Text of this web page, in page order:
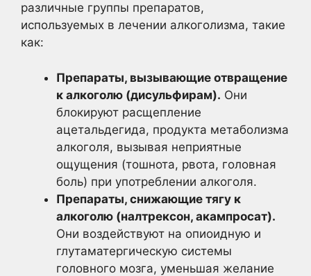
различные группы препаратов,
используемых в лечении алкоголизма, такие
как:
Препараты, вызывающие отвращение
к алкоголю (дисульфирам). Они
блокируют расщепление
ацетальдегида, продукта метаболизма
алкоголя, вызывая неприятные
ощущения (тошнота, рвота, головная
боль) при употреблении алкоголя.
Препараты, снижающие тягу к
алкоголю (налтрексон, акампросат).
Они воздействуют на опиоидную и
глутаматергическую системы
головного мозга, уменьшая желание